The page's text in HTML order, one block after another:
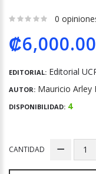
0
₡6,000.00
EDITORIAL: Editorial
AUTOR: Mauricio Arley
DISPONIBILIDAD: 4
CANTIDAD